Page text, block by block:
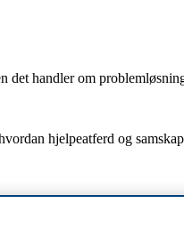
handler om
hjelpeatferd og